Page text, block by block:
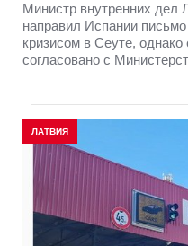
Министр внутренних дел
направил Испании
кризисом в Сеуте,
согласовано с
ЛАТВИЯ